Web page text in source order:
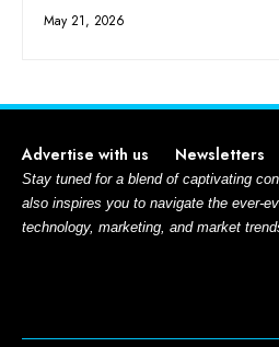
May 21, 2026
Advertise with us Newsletters
Stay tuned for a blend of captivating
also inspires you to navigate the ever-
technology, marketing, and market